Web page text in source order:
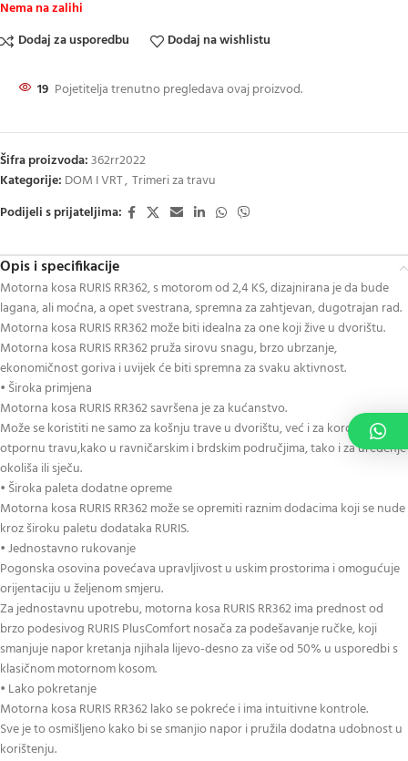
Nema na zalihi
Dodaj za usporedbu
Dodaj na wishlistu
19 Pojetitelja trenutno pregledava ovaj proizvod.
Šifra proizvoda:362rr2022
Kategorije: DOM I VRT, Trimeri za travu
Podijeli s prijateljima:
Opis i specifikacije
Motorna kosa RURIS RR362, s motorom od 2,4 KS, dizajnirana je da bude
lagana, ali moćna, a opet svestrana, spremna za zahtjevan, dugotrajan rad.
Motorna kosa RURIS RR362 može biti idealna za one koji žive u dvorištu.
Motorna kosa RURIS RR362 pruža sirovu snagu, brzo ubrzanje,
ekonomičnost goriva i uvijek će biti spremna za svaku aktivnost.
• Široka primjena
Motorna kosa RURIS RR362 savršena je za kućanstvo.
Može se koristiti ne samo za košnju trave u dvorištu, već i za korov, gustu i
otpornu travu,kako u ravničarskim i brdskim područjima, tako i za uređenje
okoliša ili sječu.
• Široka paleta dodatne opreme
Motorna kosa RURIS RR362 može se opremiti raznim dodacima koji se nude
kroz široku paletu dodataka RURIS.
• Jednostavno rukovanje
Pogonska osovina povećava upravljivost u uskim prostorima i omogućuje
orijentaciju u željenom smjeru.
Za jednostavnu upotrebu, motorna kosa RURIS RR362 ima prednost od
brzo podesivog RURIS PlusComfort nosača za podešavanje ručke, koji
smanjuje napor kretanja njihala lijevo-desno za više od 50% u usporedbi s
klasičnom motornom kosom.
• Lako pokretanje
Motorna kosa RURIS RR362 lako se pokreće i ima intuitivne kontrole.
Sve je to osmišljeno kako bi se smanjio napor i pružila dodatna udobnost u
korištenju.